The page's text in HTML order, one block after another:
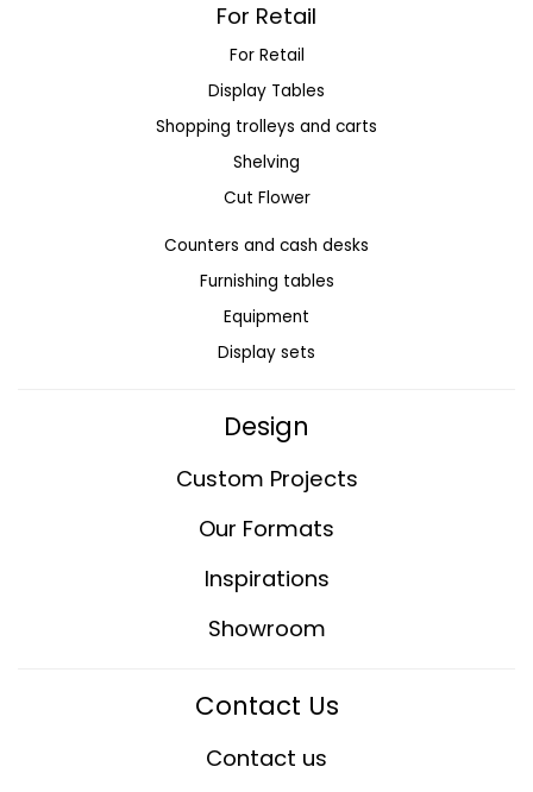
For Retail
For Retail
Display Tables
Shopping trolleys and carts
Shelving
Cut Flower
Counters and cash desks
Furnishing tables
Equipment
Display sets
Design
Custom Projects
Our Formats
Inspirations
Showroom
Contact Us
Contact us